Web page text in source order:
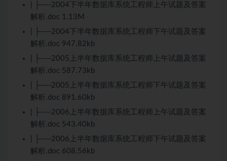
| ├──2004下半年数据库系统工程师上午试题及答案
解析.doc 1.13M
| ├──2004下半年数据库系统工程师下午试题及答案
解析.doc 947.82kb
| ├──2005上半年数据库系统工程师上午试题及答案
解析.doc 587.73kb
| ├──2005上半年数据库系统工程师下午试题及答案
解析.doc 891.60kb
| ├──2006上半年数据库系统工程师上午试题及答案
解析.doc 543.40kb
| ├──2006上半年数据库系统工程师下午试题及答案
解析.doc 608.56kb